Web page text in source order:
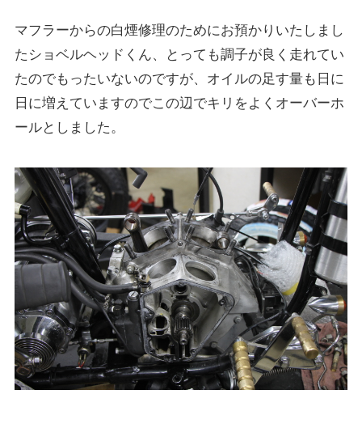
マフラーからの白煙修理のためにお預かりいたしまし
たショベルヘッドくん、とっても調子が良く走れてい
たのでもったいないのですが、オイルの足す量も日に
日に増えていますのでこの辺でキリをよくオーバーホ
ールとしました。